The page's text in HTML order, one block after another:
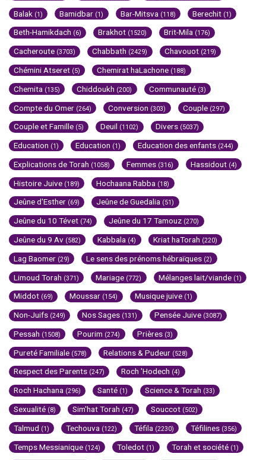
Balak (1) Bamidbar (1) Bar-Mitsva (118) Berechit (1)
Beth-Hamikdach (6) Brakhot (1520) Brit-Mila (176)
Cacheroute (3703) Chabbath (2429) Chavouot (219)
Chémini Atseret (5) Chemirat haLachone (188)
Chemita (135) Chiddoukh (200) Communauté (3)
Compte du Omer (264) Conversion (303) Couple (297)
Couple et Famille (5) Deuil (1102) Divers (5037)
Education (1) Education (1) Education des enfants (244)
Explications de Torah (1058) Femmes (316) Hassidout (4)
Histoire Juive (189) Hochaana Rabba (18)
Jeûne d'Esther (69) Jeûne de Guedalia (51)
Jeûne du 10 Tévet (74) Jeûne du 17 Tamouz (270)
Jeûne du 9 Av (582) Kabbala (4) Kriat haTorah (220)
Lag Baomer (29) Le sens des prénoms hébraïques (2)
Limoud Torah (371) Mariage (772) Mélanges lait/viande (1)
Middot (69) Moussar (154) Musique juive (1)
Non-Juifs (249) Nos Sages (131) Pensée Juive (3087)
Pessah (1508) Pourim (274) Prières (3)
Pureté Familiale (578) Relations & Pudeur (528)
Respect des Parents (247) Roch 'Hodech (4)
Roch Hachana (296) Santé (1) Science & Torah (33)
Sexualité (8) Sim'hat Torah (47) Souccot (502)
Talmud (1) Techouva (122) Téfila (2230) Téfilines (356)
Temps Messianique (124) Toledot (1) Torah et société (1)